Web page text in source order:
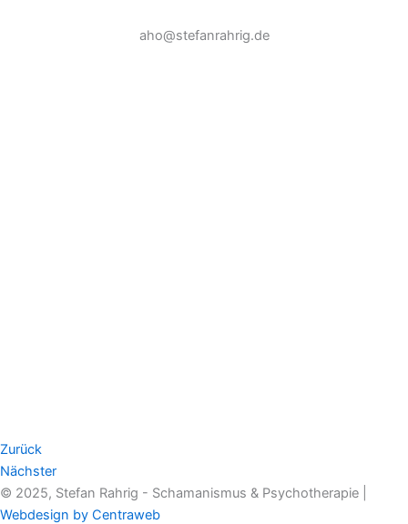
aho@stefanrahrig.de
Zurück
Nächster
© 2025, Stefan Rahrig - Schamanismus & Psychotherapie |
Webdesign by Centraweb